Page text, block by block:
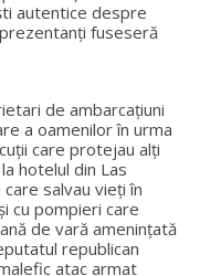
autentice despre
fuseseră
de ambarcaţiuni
a oamenilor în urma
care protejau alţi
hotelul din Las
salvau vieţi în
cu pompieri care
de vară amenințată
republican
atac armat